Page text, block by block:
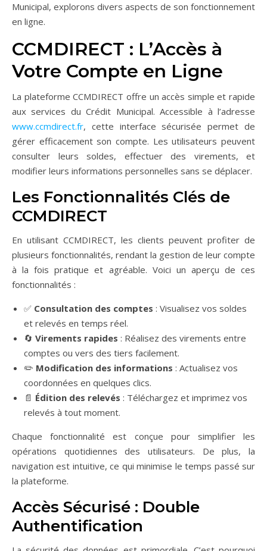
Municipal, explorons divers aspects de son fonctionnement
en ligne.
CCMDIRECT : L’Accès à
Votre Compte en Ligne
La plateforme CCMDIRECT offre un accès simple et rapide
aux services du Crédit Municipal. Accessible à l’adresse
www.ccmdirect.fr, cette interface sécurisée permet de
gérer efficacement son compte. Les utilisateurs peuvent
consulter leurs soldes, effectuer des virements, et
modifier leurs informations personnelles sans se déplacer.
Les Fonctionnalités Clés de
CCMDIRECT
En utilisant CCMDIRECT, les clients peuvent profiter de
plusieurs fonctionnalités, rendant la gestion de leur compte
à la fois pratique et agréable. Voici un aperçu de ces
fonctionnalités :
✅ Consultation des comptes : Visualisez vos soldes
et relevés en temps réel.
🔄 Virements rapides : Réalisez des virements entre
comptes ou vers des tiers facilement.
✏️ Modification des informations : Actualisez vos
coordonnées en quelques clics.
📄 Édition des relevés : Téléchargez et imprimez vos
relevés à tout moment.
Chaque fonctionnalité est conçue pour simplifier les
opérations quotidiennes des utilisateurs. De plus, la
navigation est intuitive, ce qui minimise le temps passé sur
la plateforme.
Accès Sécurisé : Double
Authentification